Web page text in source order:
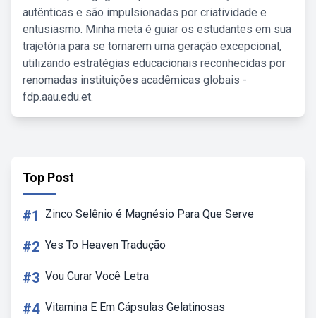
autênticas e são impulsionadas por criatividade e
entusiasmo. Minha meta é guiar os estudantes em sua
trajetória para se tornarem uma geração excepcional,
utilizando estratégias educacionais reconhecidas por
renomadas instituições acadêmicas globais -
fdp.aau.edu.et.
Top Post
#1 Zinco Selênio é Magnésio Para Que Serve
#2 Yes To Heaven Tradução
#3 Vou Curar Você Letra
#4 Vitamina E Em Cápsulas Gelatinosas